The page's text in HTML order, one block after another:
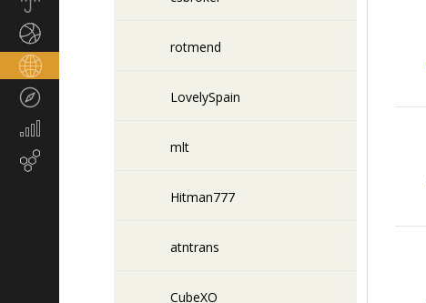
rotmend
LovelySpain
mlt
Hitman777
atntrans
CubeXO